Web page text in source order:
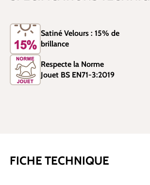
Satiné Velours : 15% de
brillance
Respecte la Norme
Jouet BS EN71-3:2019
FICHE TECHNIQUE